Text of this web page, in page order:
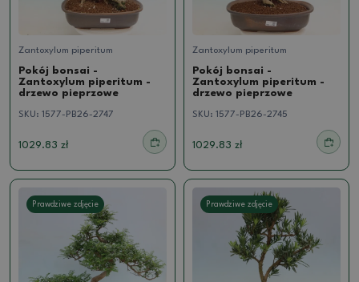
Zantoxylum piperitum
Pokój bonsai -
Zantoxylum piperitum -
drzewo pieprzowe
SKU: 1577-PB26-2747
1029.83 zł
Zantoxylum piperitum
Pokój bonsai -
Zantoxylum piperitum -
drzewo pieprzowe
SKU: 1577-PB26-2745
1029.83 zł
Prawdziwe zdjęcie Prawdziwe zdjęcie